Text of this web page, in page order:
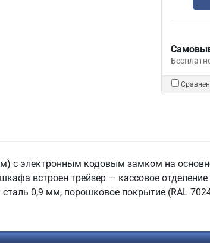
с электронным кодовым замком на
встроен трейзер — кассовое
0,9 мм, порошковое покрытие (RAL